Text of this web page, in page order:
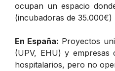
ocupan un espacio
(incubadoras de
En España: Proyectos
(UPV, EHU) y empresas
hospitalarios, pero no